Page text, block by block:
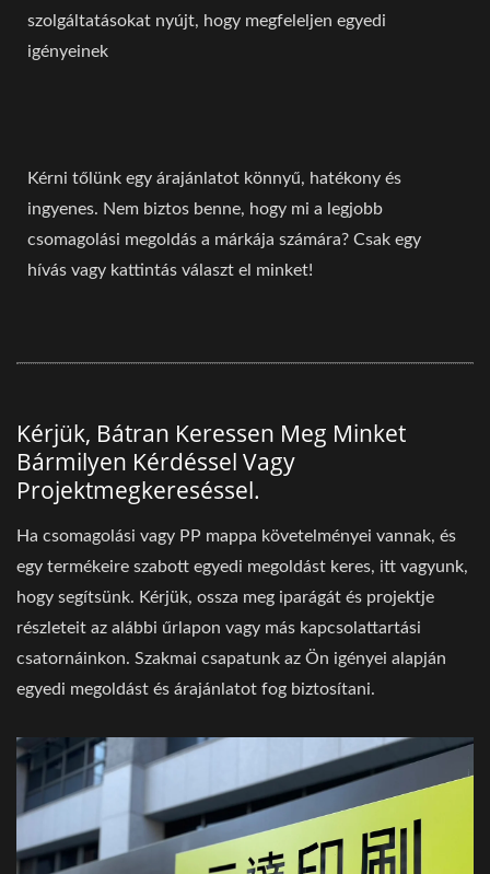
szolgáltatásokat nyújt, hogy megfeleljen egyedi
igényeinek
Kérni tőlünk egy árajánlatot könnyű, hatékony és
ingyenes. Nem biztos benne, hogy mi a legjobb
csomagolási megoldás a márkája számára? Csak egy
hívás vagy kattintás választ el minket!
Kérjük, Bátran Keressen Meg Minket
Bármilyen Kérdéssel Vagy
Projektmegkereséssel.
Ha csomagolási vagy PP mappa követelményei vannak, és
egy termékeire szabott egyedi megoldást keres, itt vagyunk,
hogy segítsünk. Kérjük, ossza meg iparágát és projektje
részleteit az alábbi űrlapon vagy más kapcsolattartási
csatornáinkon. Szakmai csapatunk az Ön igényei alapján
egyedi megoldást és árajánlatot fog biztosítani.